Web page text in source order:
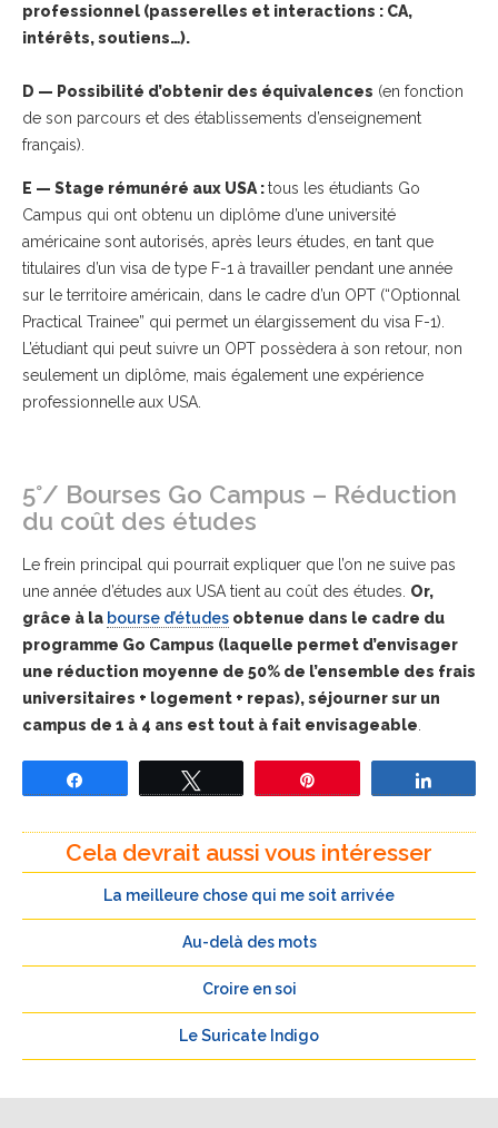
professionnel (passerelles et interactions : CA,
intérêts, soutiens…).
D — Possibilité d’obtenir des équivalences (en fonction
de son parcours et des établissements d’enseignement
français).
E — Stage rémunéré aux USA :tous les étudiants Go
Campus qui ont obtenu un diplôme d’une université
américaine sont autorisés, après leurs études, en tant que
titulaires d’un visa de type F-1 à travailler pendant une année
sur le territoire américain, dans le cadre d’un OPT (“Optionnal
Practical Trainee” qui permet un élargissement du visa F-1).
L’étudiant qui peut suivre un OPT possèdera à son retour, non
seulement un diplôme, mais également une expérience
professionnelle aux USA.
5°/ Bourses Go Campus – Réduction
du coût des études
Le frein principal qui pourrait expliquer que l’on ne suive pas
une année d’études aux USA tient au coût des études. Or,
grâce à la bourse d’études obtenue dans le cadre du
programme Go Campus (laquelle permet d’envisager
une réduction moyenne de 50% de l’ensemble des frais
universitaires + logement + repas), séjourner sur un
campus de 1 à 4 ans est tout à fait envisageable
Cela devrait aussi vous intéresser
La meilleure chose qui me soit arrivée
Au-delà des mots
Croire en soi
Le Suricate Indigo